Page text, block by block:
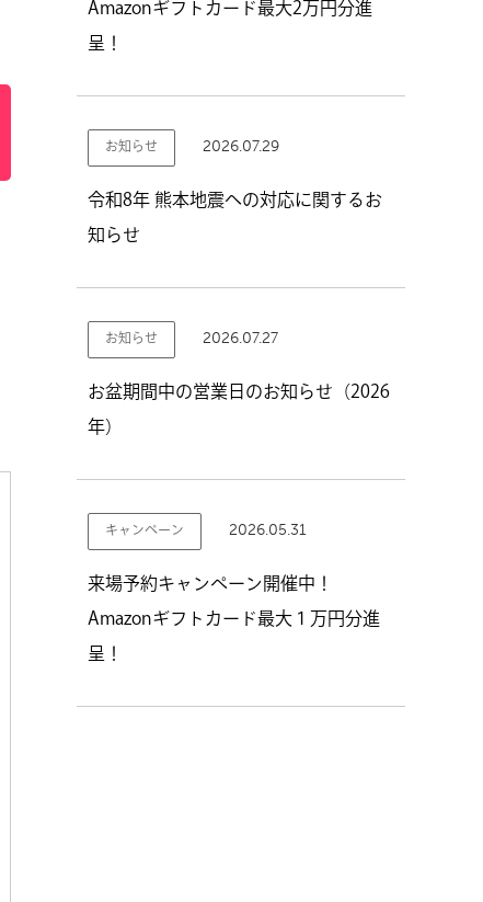
Amazonギフトカード最大2万円分進
呈！
お知らせ 2026.07.29
令和8年 熊本地震への対応に関するお
知らせ
お知らせ 2026.07.27
お盆期間中の営業日のお知らせ（2026
年）
キャンペーン 2026.05.31
来場予約キャンペーン開催中！
Amazonギフトカード最大１万円分進
呈！